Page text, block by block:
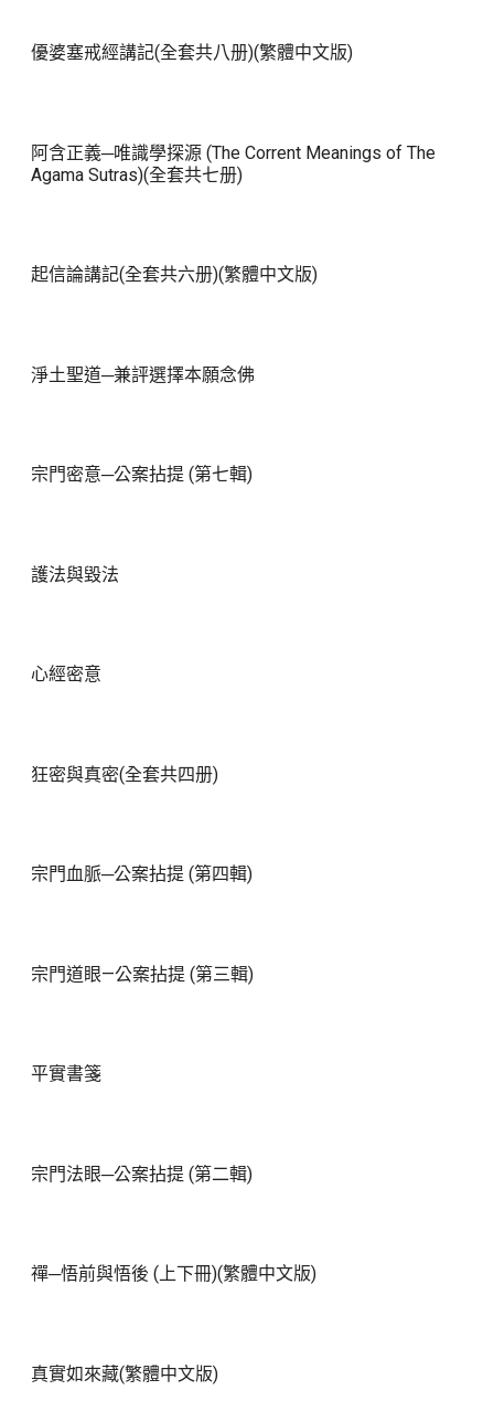
優婆塞戒經講記(全套共八册)(繁體中文版)
阿含正義─唯識學探源 (The Corrent Meanings of The
Agama Sutras)(全套共七册)
起信論講記(全套共六册)(繁體中文版)
淨土聖道─兼評選擇本願念佛
宗門密意─公案拈提 (第七輯)
護法與毀法
心經密意
狂密與真密(全套共四册)
宗門血脈─公案拈提 (第四輯)
宗門道眼—公案拈提 (第三輯)
平實書箋
宗門法眼─公案拈提 (第二輯)
禪─悟前與悟後 (上下冊)(繁體中文版)
真實如來藏(繁體中文版)